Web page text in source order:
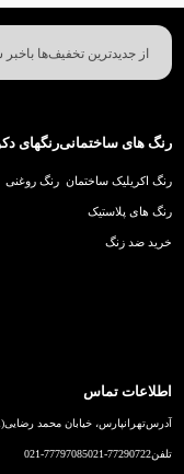
رنگ های ساختمانی
رنگ اکریلیک ساختمان
رنگ های پلاستیک
خرید ضد زنگ
رنگهای
رنگ روغنی
اطلاعات تماس
آدرستهرانپارس، خیابان محمد رضایی(121)، بن بست 148 شرقی
تلفن021-77290722
021-77797085